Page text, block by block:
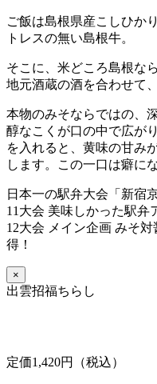
ご飯は島根県産こしひか
トレスの無い島根牛。
そこに、米どころ島根な
地元酒蔵の酒を合わせて
本物のみそならではの、
醇なこくが口の中で広が
を入れると、黄味の甘み
します。この一口は癖に
日本一の駅弁大会「新宿
11大会 美味しかった駅弁
12大会 メイン企画 みそ
得！
×
出雲招福ちらし
定価1,420円（税込）